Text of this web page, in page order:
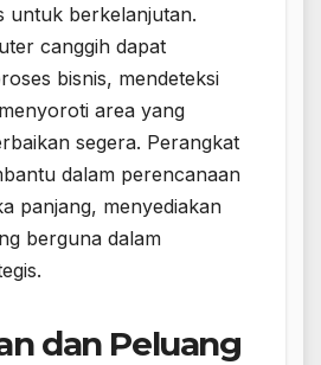
untuk berkelanjutan.
canggih dapat
bisnis, mendeteksi
area yang
segera. Perangkat
dalam perencanaan
panjang, menyediakan
berguna dalam
dan Peluang